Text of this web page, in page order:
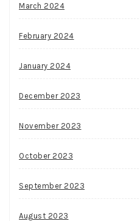
March 2024
February 2024
January 2024
December 2023
November 2023
October 2023
September 2023
August 2023